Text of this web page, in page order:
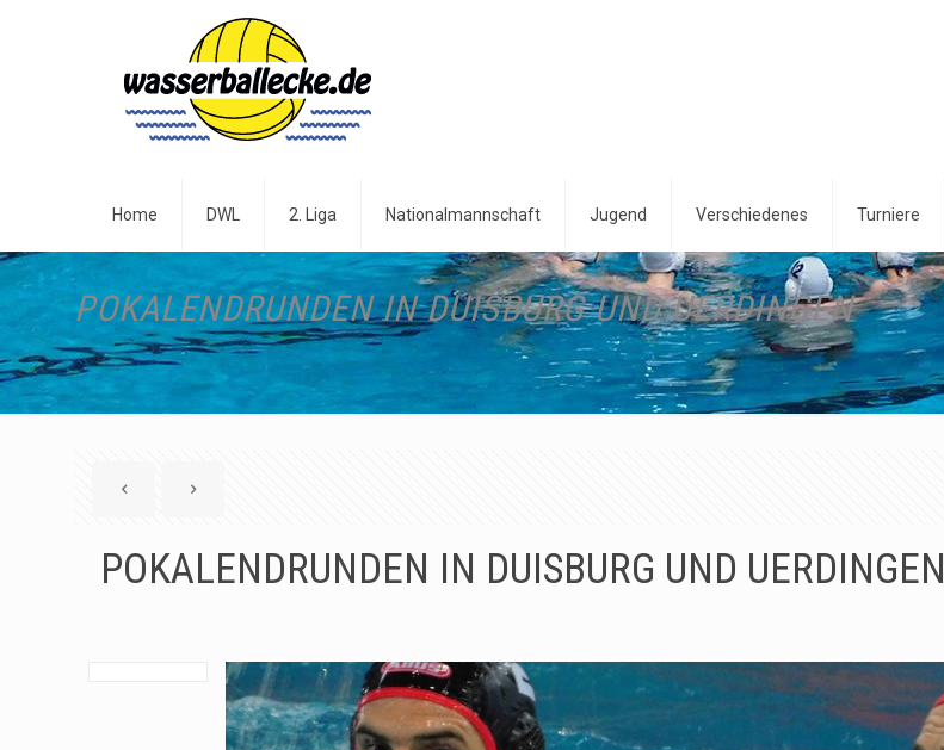
Home DWL 2. Liga Nationalmannschaft Jugend Verschiedenes Turniere
POKALENDRUNDEN IN DUISBURG UND UERDINGEN
POKALENDRUNDEN IN DUISBURG UND UERDINGEN